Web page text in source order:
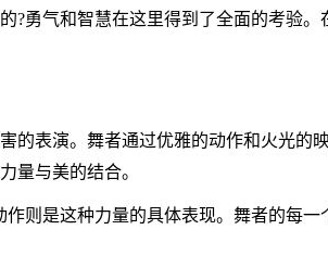
?勇气和智慧在这里得到了全面的考验
表演。舞者通过优雅的动作和火光的
量与美的结合。
则是这种力量的具体表现。舞者的每